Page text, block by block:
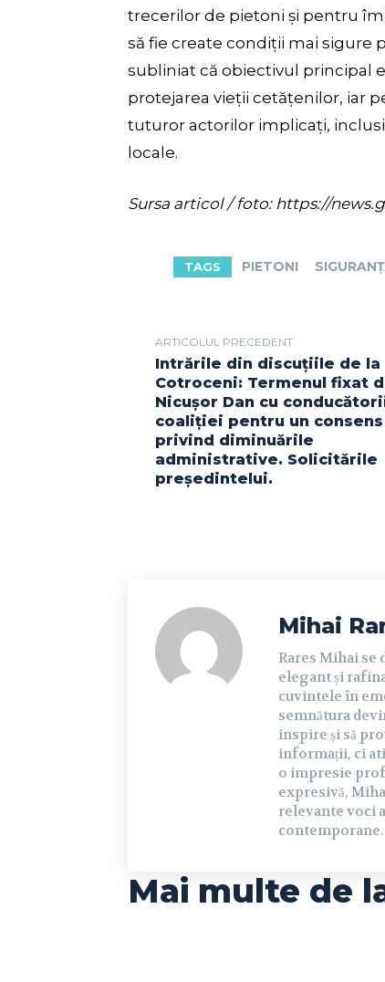
trecerilor de pietoni și pentru
să fie create condiții mai sigure
subliniat că obiectivul principal
protejarea vieții cetățenilor, iar
tuturor actorilor implicați,
locale.
Sursa articol / foto: https://
TAGS PIETONI
ARTICOLUL PRECEDENT
Intrările din discuțiile de la
Cotroceni: Termenul fixat
Nicușor Dan cu
coaliției pentru un consens
privind diminuările
administrative. Solicitările
președintelui.
Mihai
Rares Mihai
elegant și
cuvintele în
semnătura
inspire și să
informații, ci
o impresie
expresivă,
relevante voci
contemporane.
Mai multe de